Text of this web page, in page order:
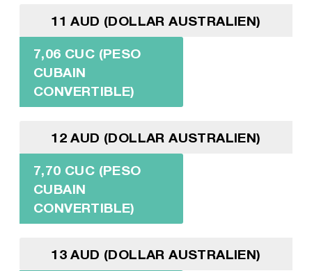
11 AUD (DOLLAR AUSTRALIEN)
7,06 CUC (PESO
CUBAIN
CONVERTIBLE)
12 AUD (DOLLAR AUSTRALIEN)
7,70 CUC (PESO
CUBAIN
CONVERTIBLE)
13 AUD (DOLLAR AUSTRALIEN)